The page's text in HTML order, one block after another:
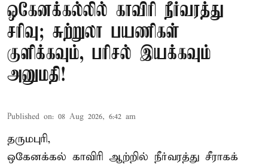
ஒகேனக்கல்லில் காவிரி நீர்வரத்து
சரிவு; சுற்றுலா பயணிகள்
குளிக்கவும், பரிசல் இயக்கவும்
அனுமதி!
Published on: 08 Aug 2026, 6:42 am
தருமபுரி,
ஒகேனக்கல் காவிரி ஆற்றில் நீர்வரத்து சீராகக்